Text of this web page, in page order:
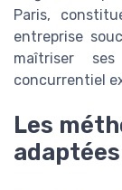
Paris,
entreprise
maîtriser
concurrentiel
Les